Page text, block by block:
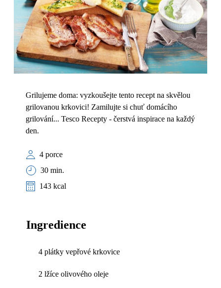
Grilujeme doma: vyzkoušejte tento recept na skvělou
grilovanou krkovici! Zamilujte si chuť domácího
grilování... Tesco Recepty - čerstvá inspirace na každý
den.
4 porce
30 min.
143 kcal
Ingredience
4 plátky vepřové krkovice
2 lžíce olivového oleje